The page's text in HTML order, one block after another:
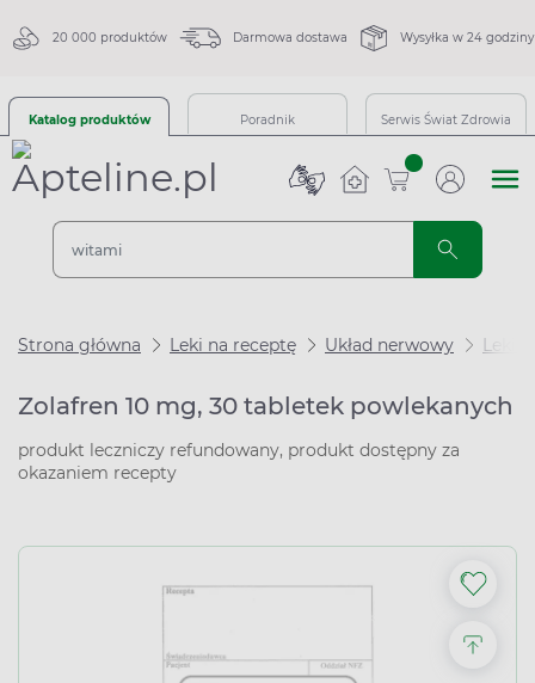
20 000 produktów Darmowa dostawa Wysyłka w 24 godziny
Katalog produktów Poradnik Serwis Świat Zdrowia
sztuk
Strona główna Leki na receptę Układ nerwowy Leki
Zolafren 10 mg, 30 tabletek powlekanych
produkt leczniczy refundowany, produkt dostępny za
okazaniem recepty